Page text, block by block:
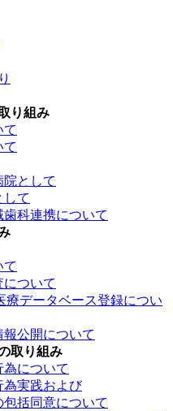
り組み
て
て
として
して
科連携について
て
ついて
データベース登録につい
公開について
取り組み
について
為実践および
括同意について